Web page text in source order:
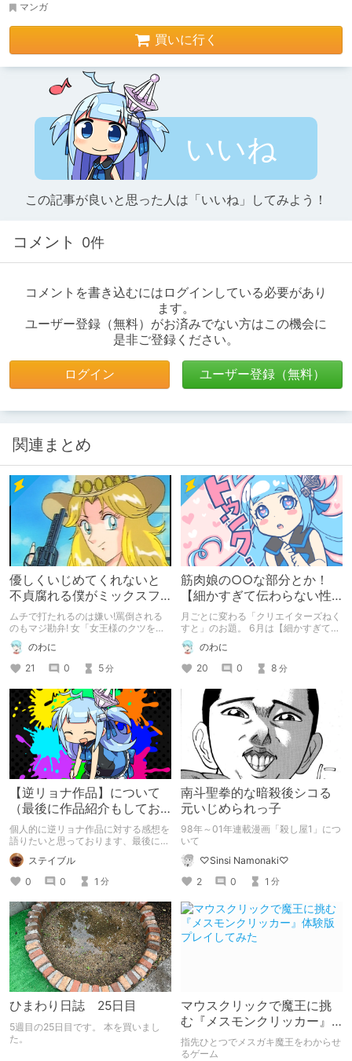
マンガ
買いに行く
いいね
この記事が良いと思った人は「いいね」してみよう！
コメント 0件
コメントを書き込むにはログインしている必要があり
ます。
ユーザー登録（無料）がお済みでない方はこの機会に
是非ご登録ください。
ログイン ユーザー登録（無料）
関連まとめ
優しくいじめてくれないと
不貞腐れる僕がミックスフ
ァイトにハマったわけ
ムチで打たれるのは嫌い!罵倒される
のもマジ勘弁! 女「女王様のクツをお
舐め!」 僕「不衛生!」 痛めつけてほし
いけど、出来るだけ優しく、やらしく
いじめて下さい!! そんな注文の多い軟
弱マゾの僕が、なぜ『ミックスファイ
ト』にハマったのか? 9月のクリエイ
ターズねくすと。お題は性癖の目覚
め。 今回は”ミックスファイトにハマ
ったわけ”を、お話します。
のわに
21
0 5分
筋肉娘の○○な部分とか！
【細かすぎて伝わらない性
癖3選】
月ごとに変わる「クリエイターズねく
すと」のお題。 6月は【細かすぎて伝
わらない性癖】にチャレンジ！ 色々
と性癖語りをしてきた筆者ですが、ま
だ暴露していない性癖や、 最近新し
く開拓した性癖があったりしたので語
ってみます！
のわに
20
0 8 分
【逆リョナ作品】について
（最後に作品紹介もしてお
ります）
個人的に逆リョナ作品に対する感想を
語りたいと思っております、最後には
作品紹介もしております
ステイブル
0
0 1 分
南斗聖拳的な暗殺後シコる
元いじめられっ子
98年～01年連載漫画「殺し屋1」につ
いて
♡Sinsi Namonaki♡
2
0 1 分
ひまわり日誌 25日目
5週目の25日目です。 本を買いまし
た。
マウスクリックで魔王に挑
む『メスモンクリッカー』
体験版プレイしてみた
指先ひとつでメスガキ魔王をわからせ
るゲーム